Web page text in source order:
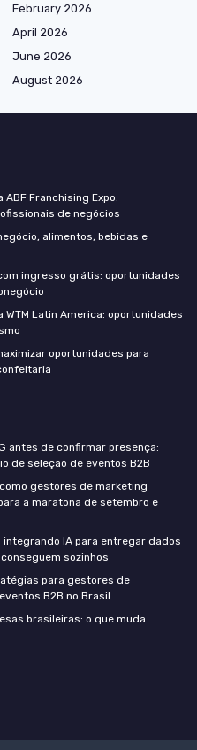
February 2026
April 2026
June 2026
August 2026
Franchising Expo:
de negócios
alimentos, bebidas e
ingresso grátis: oportunidades
Latin America: oportunidades
oportunidades para
antes de confirmar presença:
de seleção de eventos B2B
gestores de marketing
a maratona de setembro e
IA para entregar dados
sozinhos
para gestores de
B2B no Brasil
brasileiras: o que muda